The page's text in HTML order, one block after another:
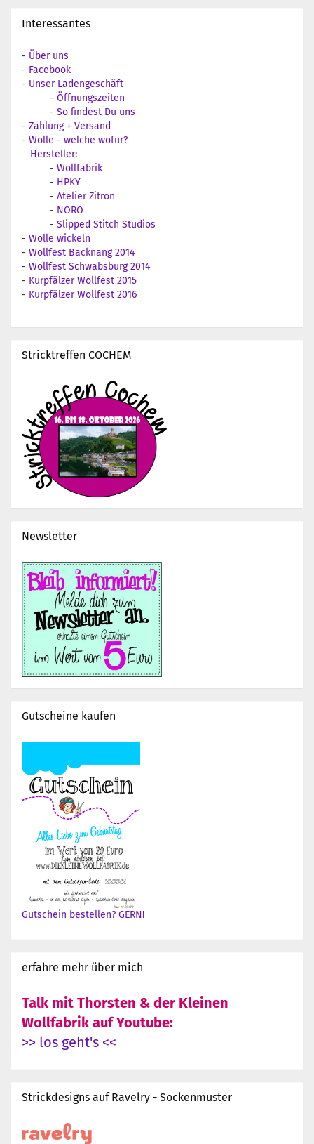
Interessantes
- Über uns
- Facebook
- Unser Ladengeschäft
- Öffnungszeiten
- So findest Du uns
- Zahlung + Versand
- Wolle - welche wofür?
Hersteller:
- Wollfabrik
- HPKY
- Atelier Zitron
- NORO
- Slipped Stitch Studios
- Wolle wickeln
- Wollfest Backnang 2014
- Wollfest Schwabsburg 2014
- Kurpfälzer Wollfest 2015
- Kurpfälzer Wollfest 2016
Stricktreffen COCHEM
Newsletter
Gutscheine kaufen
Gutschein bestellen? GERN!
erfahre mehr über mich
Talk mit Thorsten & der Kleinen
Wollfabrik auf Youtube:
>> los geht's <<
Strickdesigns auf Ravelry - Sockenmuster